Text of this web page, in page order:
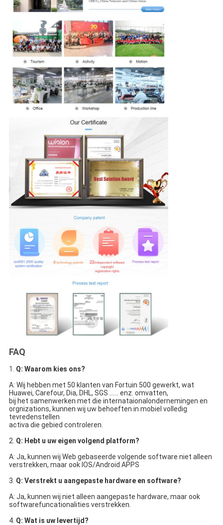
FAQ
1. Q: Waarom kies ons?
A: Wij hebben met 50 klanten van Fortuin 500 gewerkt, wat
Huawei, Carefour, Dia, DHL, SGS ...... enz. omvatten,
bij het samenwerken met die internataionalondernemingen en
orgnizations, kunnen wij uw behoeften in mobiel volledig
tevredenstellen
activa die gebied controleren.
2. Q: Hebt u uw eigen volgend platform?
A: Ja, kunnen wij Web gebaseerde volgende software niet alleen
verstrekken, maar ook IOS/Android APPS
3. Q: Verstrekt u aangepaste hardware en software?
A: Ja, kunnen wij niet alleen aangepaste hardware, maar ook
softwarefuncationalities verstrekken.
4. Q: Wat is uw levertijd?